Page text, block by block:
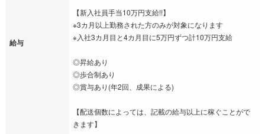
給与
【新入社員手当10万円支給!!】
※3カ月以上勤務された方のみが対象になります
※入社3カ月目と4カ月目に5万円ずつ計10万円支給
◎昇給あり
◎歩合制あり
◎賞与あり(年2回、成果による)
【配送個数によっては、記載の給与以上に稼ぐことがで
きます】